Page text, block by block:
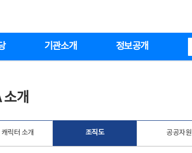
기관소개 정보공개
소개
캐릭터 소개 조직도 공공자원